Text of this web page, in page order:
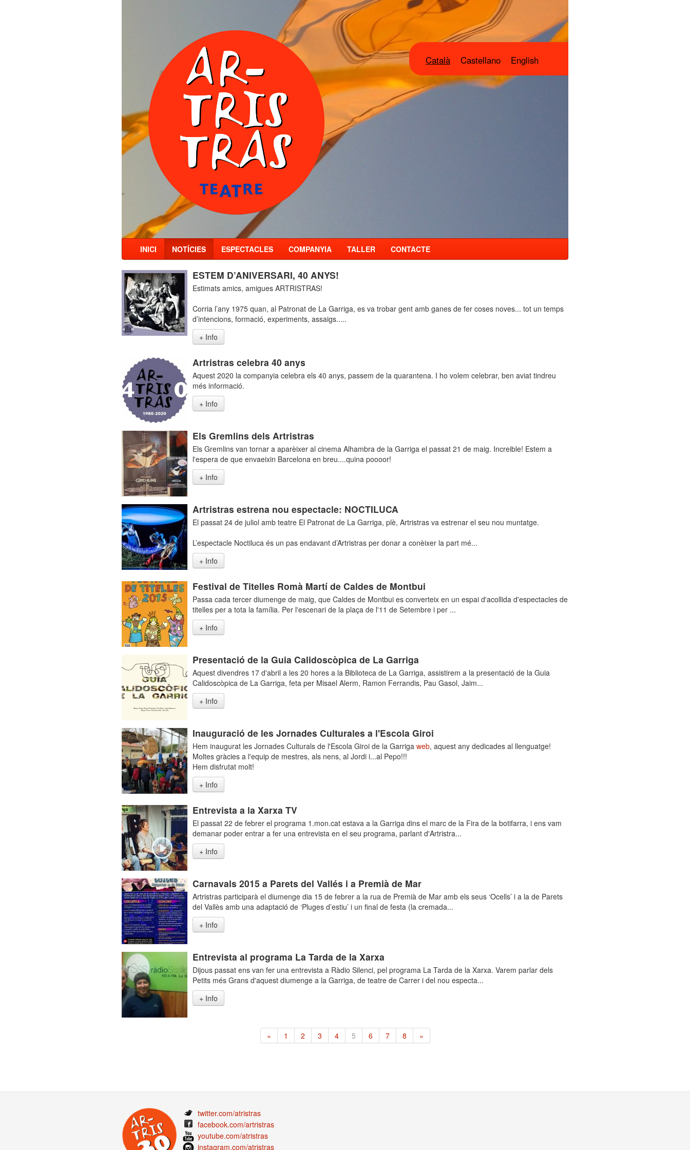
Català Castellano English
INICI NOTÍCIES ESPECTACLES COMPANYIA TALLER CONTACTE
ESTEM D’ANIVERSARI, 40 ANYS!
Estimats amics, amigues ARTRISTRAS!
Corria l’any 1975 quan, al Patronat de La Garriga, es va trobar gent amb ganes de fer coses noves... tot un temps
d’intencions, formació, experiments, assaigs.....
+ Info
Artristras celebra 40 anys
Aquest 2020 la companyia celebra els 40 anys, passem de la quarantena. I ho volem celebrar, ben aviat tindreu
més informació.
+ Info
Els Gremlins dels Artristras
Els Gremlins van tornar a aparèixer al cinema Alhambra de la Garriga el passat 21 de maig. Increible! Estem a
l'espera de que envaeixin Barcelona en breu....quina poooor!
+ Info
Artristras estrena nou espectacle: NOCTILUCA
El passat 24 de juliol amb teatre El Patronat de La Garriga, plè, Artristras va estrenar el seu nou muntatge.
L’espectacle Noctiluca és un pas endavant d’Artristras per donar a conèixer la part mé...
+ Info
Festival de Titelles Romà Martí de Caldes de Montbui
Passa cada tercer diumenge de maig, que Caldes de Montbui es converteix en un espai d'acollida d'espectacles de
titelles per a tota la família. Per l'escenari de la plaça de l'11 de Setembre i per ...
+ Info
Presentació de la Guia Calidoscòpica de La Garriga
Aquest divendres 17 d'abril a les 20 hores a la Biblioteca de La Garriga, assistirem a la presentació de la Guia
Calidoscòpica de La Garriga, feta per Misael Alerm, Ramon Ferrandis, Pau Gasol, Jaim...
+ Info
Inauguració de les Jornades Culturales a l'Escola Giroi
Hem inaugurat les Jornades Culturals de l'Escola Giroi de la Garriga web, aquest any dedicades al llenguatge!
Moltes gràcies a l'equip de mestres, als nens, al Jordi i...al Pepo!!!
Hem disfrutat molt!
+ Info
Entrevista a la Xarxa TV
El passat 22 de febrer el programa 1.mon.cat estava a la Garriga dins el marc de la Fira de la botifarra, i ens vam
demanar poder entrar a fer una entrevista en el seu programa, parlant d'Artristra...
+ Info
Carnavals 2015 a Parets del Vallés i a Premià de Mar
Artristras participarà el diumenge dia 15 de febrer a la rua de Premià de Mar amb els seus ‘Ocells’ i a la de Parets
del Vallès amb una adaptació de ‘Pluges d’estiu’ i un final de festa (la cremada...
+ Info
Entrevista al programa La Tarda de la Xarxa
Dijous passat ens van fer una entrevista a Ràdio Silenci, pel programa La Tarda de la Xarxa. Varem parlar dels
Petits més Grans d'aquest diumenge a la Garriga, de teatre de Carrer i del nou especta...
+ Info
« 1 2 3 4 5 6 7 8 »
twitter.com/atristras
facebook.com/artristras
youtube.com/atristras
instagram.com/atristras